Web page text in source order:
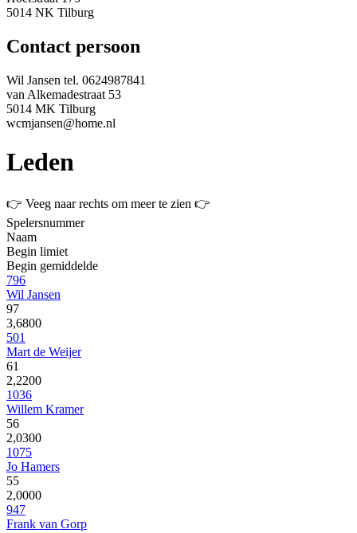
5014 NK Tilburg
Contact persoon
Wil Jansen tel. 0624987841
van Alkemadestraat 53
5014 MK Tilburg
wcmjansen@home.nl
Leden
👉 Veeg naar rechts om meer te zien 👉
Spelersnummer
Naam
Begin limiet
Begin gemiddelde
796
Wil Jansen
97
3,6800
501
Mart de Weijer
61
2,2200
1036
Willem Kramer
56
2,0300
1075
Jo Hamers
55
2,0000
947
Frank van Gorp